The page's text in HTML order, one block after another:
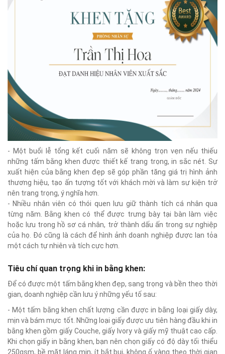
- Một buổi lễ tổng kết cuối năm sẽ không trọn vẹn nếu thiếu
những tấm bằng khen được thiết kế trang trọng, in sắc nét. Sự
xuất hiện của bằng khen đẹp sẽ góp phần tăng giá trị hình ảnh
thương hiệu, tạo ấn tượng tốt với khách mời và làm sự kiện trở
nên trang trọng, ý nghĩa hơn.
- Nhiều nhân viên có thói quen lưu giữ thành tích cá nhân qua
từng năm. Bằng khen có thể được trưng bày tại bàn làm việc
hoặc lưu trong hồ sơ cá nhân, trở thành dấu ấn trong sự nghiệp
của họ. Đó cũng là cách để hình ảnh doanh nghiệp được lan tỏa
một cách tự nhiên và tích cực hơn.
Tiêu chí quan trọng khi in bằng khen:
Để có được một tấm bằng khen đẹp, sang trọng và bền theo thời
gian, doanh nghiệp cần lưu ý những yếu tố sau:
- Một tấm bằng khen chất lượng cần được in bằng loại giấy dày,
mịn và bám mực tốt. Những loại giấy được ưu tiên hàng đầu khi in
bằng khen gồm giấy Couche, giấy Ivory và giấy mỹ thuật cao cấp.
Khi chọn giấy in bằng khen, bạn nên chọn giấy có độ dày tối thiểu
250gsm, bề mặt láng mịn, ít bắt bụi, không ố vàng theo thời gian